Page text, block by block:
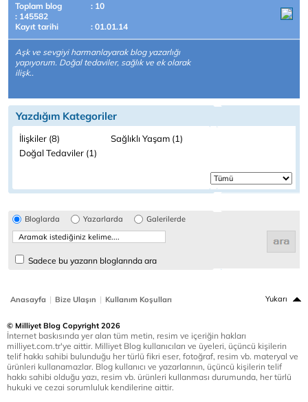
Toplam blog
: 10
: 145582
Kayıt tarihi
: 01.01.14
Aşk ve sevgiyi harmanlayarak blog yazarlığı
yapıyorum. Doğal tedaviler, sağlık ve ek olarak
ilişk..
Yazdığım Kategoriler
İlişkiler (8)
Sağlıklı Yaşam (1)
Doğal Tedaviler (1)
Bloglarda Yazarlarda Galerilerde
Sadece bu yazarın bloglarında ara
Anasayfa | Bize Ulaşın | Kullanım Koşulları Yukarı
© Milliyet Blog Copyright 2026
İnternet baskısında yer alan tüm metin, resim ve içeriğin hakları
milliyet.com.tr'ye aittir. Milliyet Blog kullanıcıları ve üyeleri, üçüncü kişilerin
telif hakkı sahibi bulunduğu her türlü fikri eser, fotoğraf, resim vb. materyal ve
ürünleri kullanamazlar. Blog kullanıcı ve yazarlarının, üçüncü kişilerin telif
hakkı sahibi olduğu yazı, resim vb. ürünleri kullanması durumunda, her türlü
hukuki ve cezai sorumluluk kendilerine aittir.